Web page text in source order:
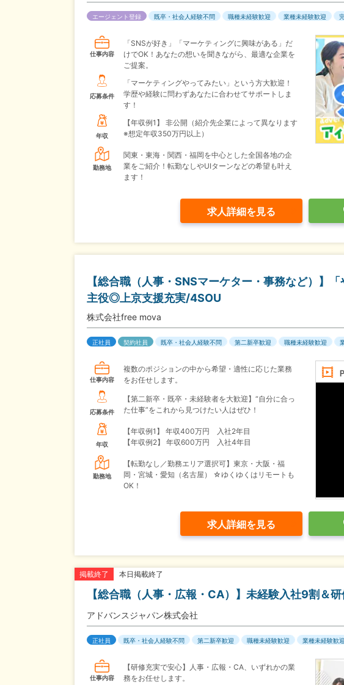
エージェント登録 既卒・社会人経験不問 職種未経験歓迎 業種未経験歓迎
仕事内容
「SNSが好き」「マーケティングに興味がある」だ
けでOK！あなたの想いを聞きながら、最適な企業を
ご提案。
応募条件
「マーケティングやってみたい」という方大歓迎！
学歴や経験に問わずあなたに合わせてサポートしま
す！
年収
【年収例1】
非公開（紹介先企業によって異なります
※想定年収350万円以上）
勤務地
関東・東海・関西・福岡を中心とした全国各地の企
業をご紹介！転勤なしやUIターンなどの希望も叶え
ます！
求人詳細を見る
【総合職（人事・SNSマーケター・事務など）】
主役◎上京支援充実/4SOU
株式会社free mova
正社員 契約社員 既卒・社会人経験不問 第二新卒歓迎 職種未経験歓迎
仕事内容
複数のポジションの中から希望・適性に応じた業務
をお任せします。
応募条件
【第二新卒・既卒・未経験者を大歓迎】“自分に合っ
た仕事”をこれから見つけたい人はぜひ！
年収
【年収例1】
年収400万円 入社2年目
【年収例2】
年収600万円 入社4年目
勤務地
【転勤なし／勤務エリア選択可】東京・大阪・福
岡・宮城・愛知（名古屋） ☆ゆくゆくはリモートも
OK！
求人詳細を見る
掲載終了 本日掲載終了
【総合職（人事・広報・CA）】未経験入社9割＆
アドバンスジャパン株式会社
正社員 既卒・社会人経験不問 第二新卒歓迎 職種未経験歓迎 業種未経験歓迎
仕事内容
【研修充実で安心】人事・広報・CA、いずれかの業
務をお任せします。